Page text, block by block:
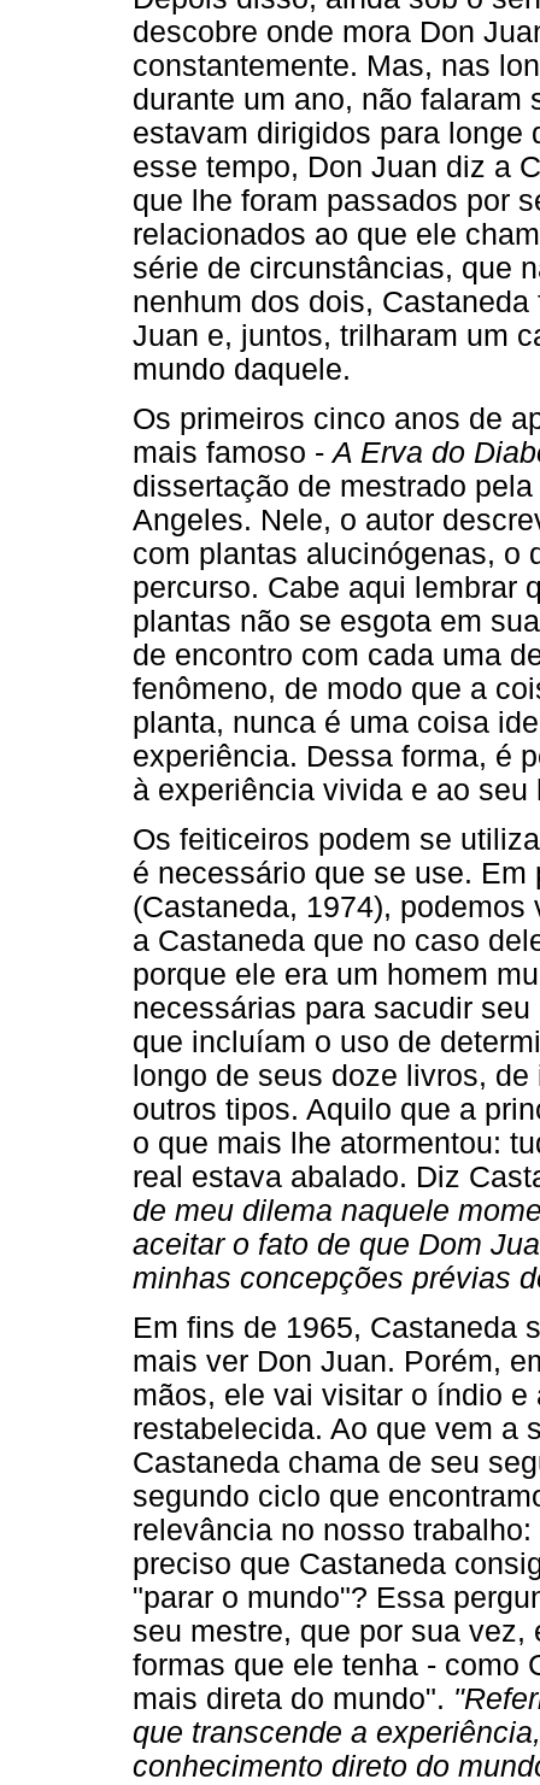
descobre onde mora Don
constantemente. Mas, nas
durante um ano, não falaram
estavam dirigidos para longe
esse tempo, Don Juan diz a
que lhe foram passados por
relacionados ao que ele
série de circunstâncias, que
nenhum dos dois,
Juan e, juntos, trilharam um
mundo daquele.
Os primeiros cinco anos de
mais famoso -A Erva do
dissertação de mestrado
Angeles. Nele, o autor
com plantas alucinógenas, o
percurso. Cabe aqui lembrar
plantas não se esgota em
de encontro com cada uma
fenômeno, de modo que a
planta, nunca é uma coisa
experiência. Dessa forma, é
à experiência vivida e ao
Os feiticeiros podem se
é necessário que se use.
(Castaneda, 1974),
a Castaneda que no caso
porque ele era um homem
necessárias para sacudir
que incluíam o uso de
longo de seus doze livros,
outros tipos. Aquilo que a
o que mais lhe atormentou:
real estava abalado. Diz
de meu dilema naquele
aceitar o fato de que Dom
minhas concepções prévias
Em fins de 1965, Castaneda
mais ver Don Juan. Porém,
mãos, ele vai visitar o índio
restabelecida. Ao que vem a
Castaneda chama de seu
segundo ciclo que
relevância no nosso
preciso que Castaneda
"parar o mundo"? Essa
seu mestre, que por sua
formas que ele tenha - como
mais direta do mundo".
que transcende a
conhecimento direto do